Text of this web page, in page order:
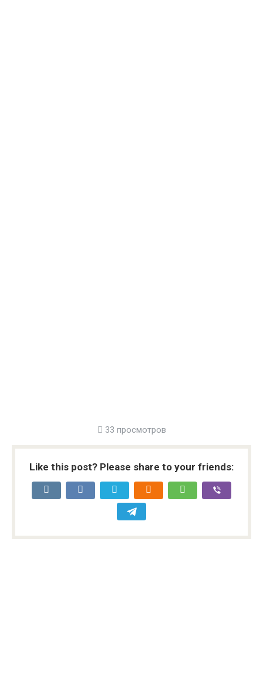
33 просмотров
Like this post? Please share to your friends: